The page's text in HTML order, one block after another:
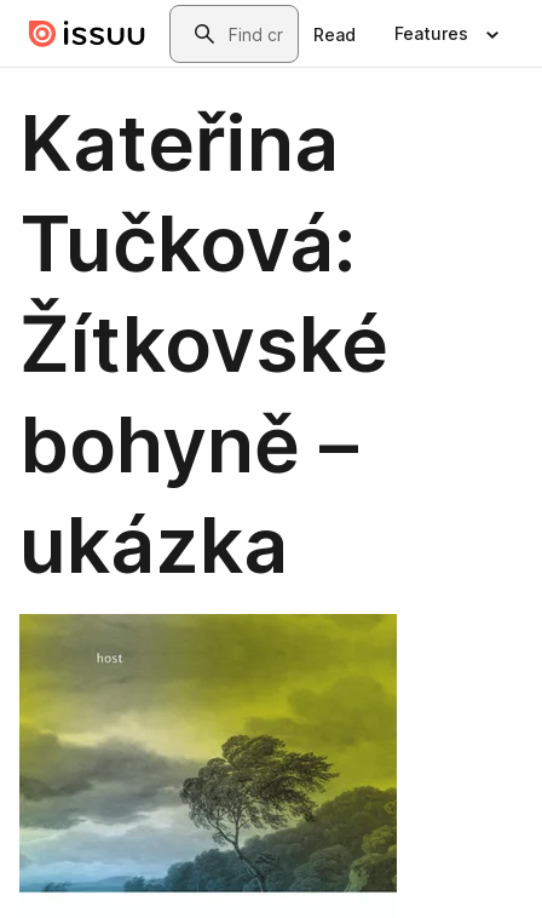
Skip to main contentSearch
Read Features
Kateřina
Tučková:
Žítkovské
bohyně –
ukázka